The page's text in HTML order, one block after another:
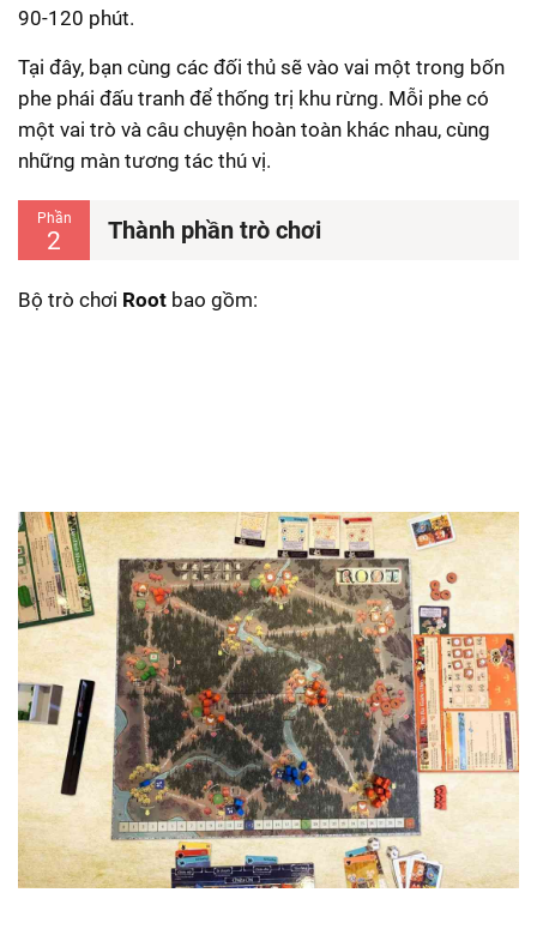
90-120 phút.
Tại đây, bạn cùng các đối thủ sẽ vào vai một trong bốn
phe phái đấu tranh để thống trị khu rừng. Mỗi phe có
một vai trò và câu chuyện hoàn toàn khác nhau, cùng
những màn tương tác thú vị.
Phần
2 Thành phần trò chơi
Bộ trò chơi Root bao gồm: